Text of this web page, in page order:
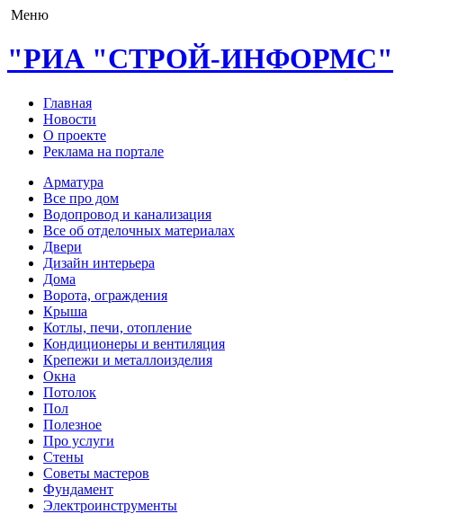
Меню
"РИА "СТРОЙ-ИНФОРМС"
Главная
Новости
О проекте
Реклама на портале
Арматура
Все про дом
Водопровод и канализация
Все об отделочных материалах
Двери
Дизайн интерьера
Дома
Ворота, ограждения
Крыша
Котлы, печи, отопление
Кондиционеры и вентиляция
Крепежи и металлоизделия
Окна
Потолок
Пол
Полезное
Про услуги
Стены
Советы мастеров
Фундамент
Электроинструменты